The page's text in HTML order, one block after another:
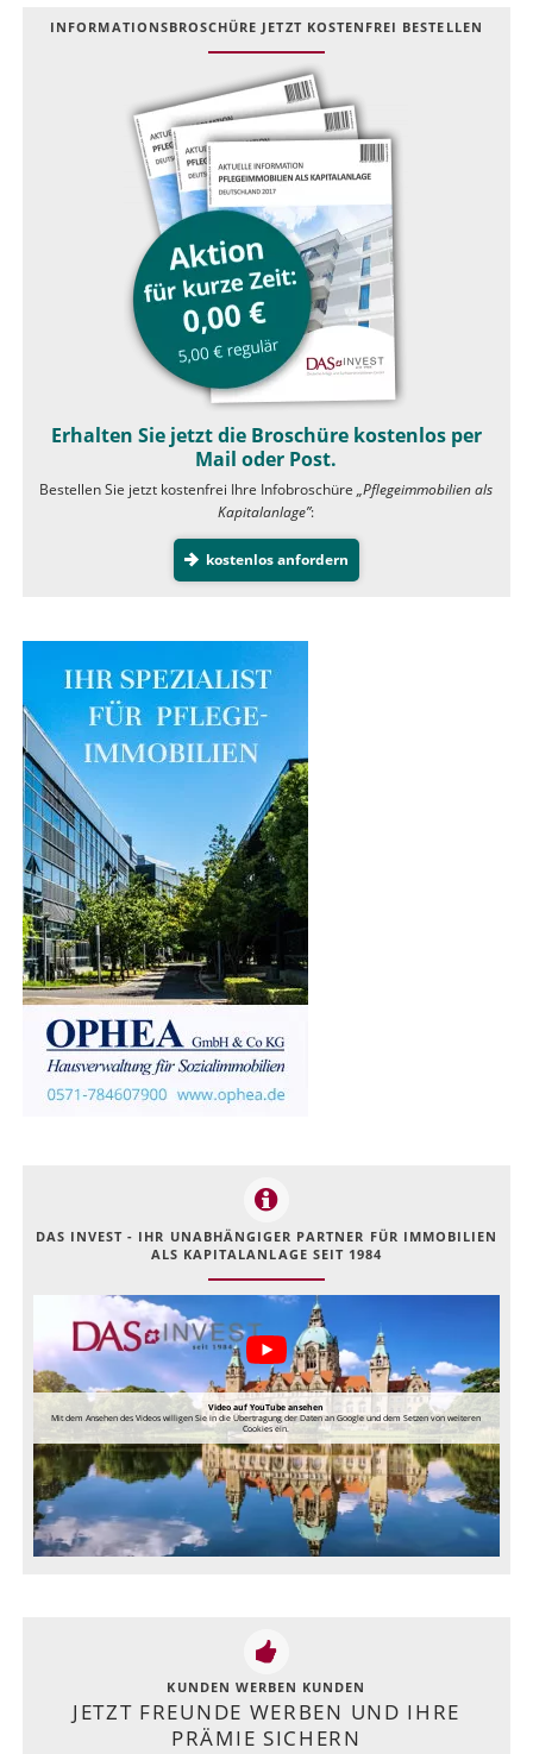
INFOR­MATIONS­BROSCHÜRE JETZT KOSTEN­FREI BESTELLEN
Erhalten Sie jetzt die Broschüre kostenlos per
Mail oder Post.
Bestellen Sie jetzt kostenfrei Ihre Infobroschüre„Pflegeimmobilien als
Kapitalanlage”:
kostenlos anfordern
DAS INVEST - IHR UNABHÄNGIGER PARTNER FÜR IMMOBILIEN
ALS KAPITALANLAGE SEIT 1984
Video auf YouTube ansehen
Mit dem Ansehen des Videos willigen Sie in die Übertragung der Daten an Google und dem Setzen von weiteren
Cookies ein.
KUNDEN WERBEN KUNDEN
JETZT FREUNDE WERBEN UND IHRE
PRÄMIE SICHERN